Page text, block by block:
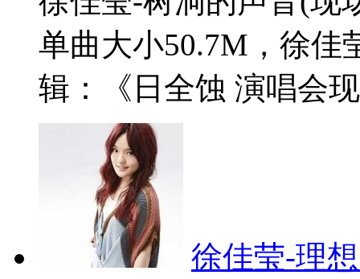
单曲大小50.7M，徐佳
辑：《日全蚀 演唱会
徐佳莹-理